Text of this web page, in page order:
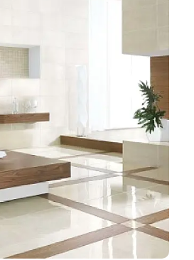
vodič za izbor